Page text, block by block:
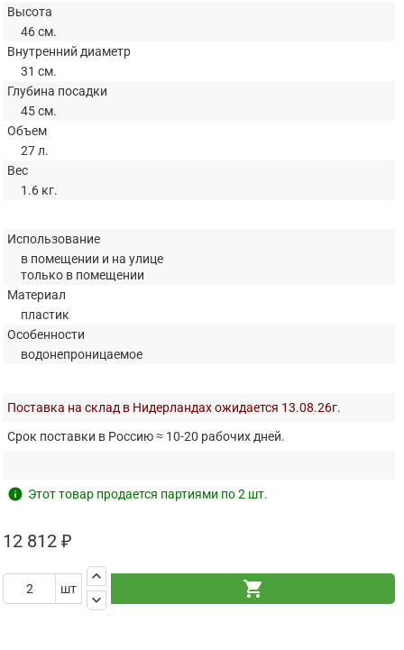
Высота
46 см.
Внутренний диаметр
31 см.
Глубина посадки
45 см.
Объем
27 л.
Вес
1.6 кг.
Использование
в помещении и на улице
только в помещении
Материал
пластик
Особенности
водонепроницаемое
Поставка на склад в Нидерландах ожидается 13.08.26г.
Срок поставки в Россию ≈ 10-20 рабочих дней.
info Этот товар продается партиями по 2 шт.
12 812 ₽
шт
keyboard_arrow_up
keyboard_arrow_down
shopping_cart